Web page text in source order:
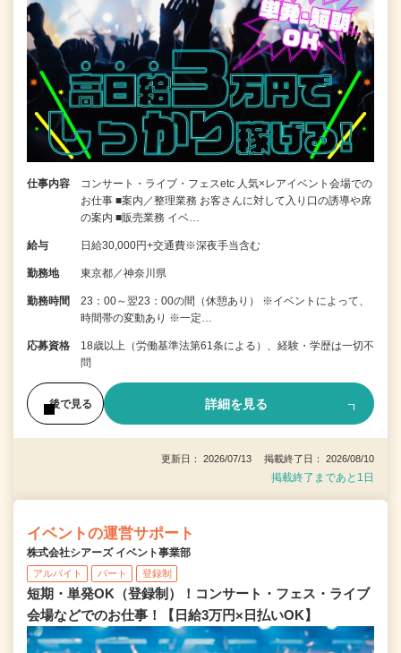
仕事内容
コンサート・ライブ・フェスetc 人気×レアイベント会場での
お仕事 ■案内／整理業務 お客さんに対して入り口の誘導や席
の案内 ■販売業務 イベ…
給与 日給30,000円+交通費※深夜手当含む
勤務地 東京都／神奈川県
勤務時間
23：00～翌23：00の間（休憩あり） ※イベントによって、
時間帯の変動あり ※一定…
応募資格
18歳以上（労働基準法第61条による）、経験・学歴は一切不
問
後で見る 詳細を見る
更新日： 2026/07/13 掲載終了日： 2026/08/10
掲載終了まであと1日
イベントの運営サポート
株式会社シアーズ イベント事業部
アルバイト パート 登録制
短期・単発OK（登録制）！コンサート・フェス・ライブ
会場などでのお仕事！【日給3万円×日払いOK】